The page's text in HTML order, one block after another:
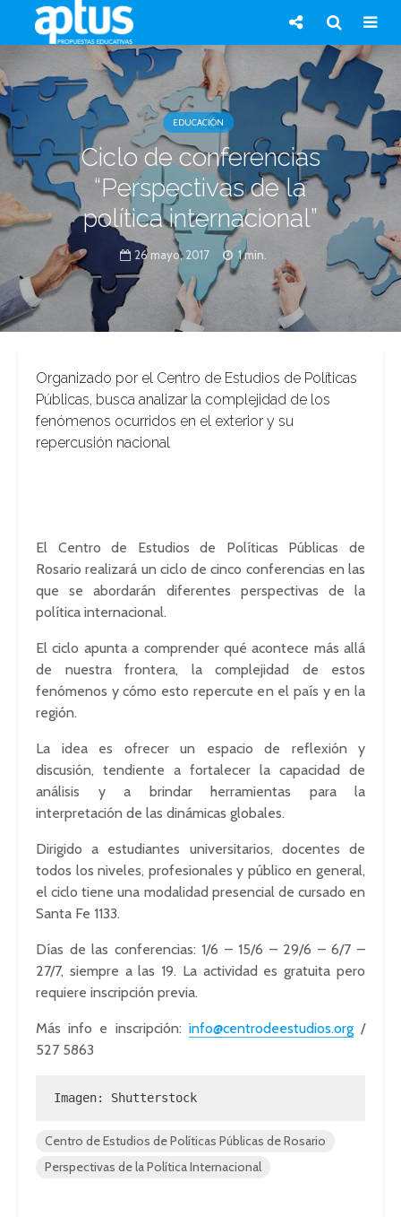
EDUCACIÓN
Ciclo de conferencias
“Perspectivas de la
política internacional”
26 mayo, 2017 1 min.
Organizado por el Centro de Estudios de Políticas
Públicas, busca analizar la complejidad de los
fenómenos ocurridos en el exterior y su
repercusión nacional
El Centro de Estudios de Políticas Públicas de
Rosario realizará un ciclo de cinco conferencias en las
que se abordarán diferentes perspectivas de la
política internacional.
El ciclo apunta a comprender qué acontece más allá
de nuestra frontera, la complejidad de estos
fenómenos y cómo esto repercute en el país y en la
región.
La idea es ofrecer un espacio de reflexión y
discusión, tendiente a fortalecer la capacidad de
análisis y a brindar herramientas para la
interpretación de las dinámicas globales.
Dirigido a estudiantes universitarios, docentes de
todos los niveles, profesionales y público en general,
el ciclo tiene una modalidad presencial de cursado en
Santa Fe 1133.
Días de las conferencias: 1/6 – 15/6 – 29/6 – 6/7 –
27/7, siempre a las 19. La actividad es gratuita pero
requiere inscripción previa.
Más info e inscripción: info@centrodeestudios.org/
527 5863
Imagen: Shutterstock
Centro de Estudios de Políticas Públicas de Rosario
Perspectivas de la Política Internacional